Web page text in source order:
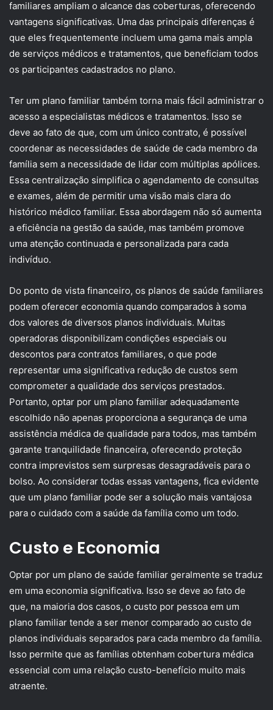
familiares ampliam o alcance das coberturas, oferecendo
vantagens significativas. Uma das principais diferenças é
que eles frequentemente incluem uma gama mais ampla
de serviços médicos e tratamentos, que beneficiam todos
os participantes cadastrados no plano.
Ter um plano familiar também torna mais fácil administrar o
acesso a especialistas médicos e tratamentos. Isso se
deve ao fato de que, com um único contrato, é possível
coordenar as necessidades de saúde de cada membro da
família sem a necessidade de lidar com múltiplas apólices.
Essa centralização simplifica o agendamento de consultas
e exames, além de permitir uma visão mais clara do
histórico médico familiar. Essa abordagem não só aumenta
a eficiência na gestão da saúde, mas também promove
uma atenção continuada e personalizada para cada
indivíduo.
Do ponto de vista financeiro, os planos de saúde familiares
podem oferecer economia quando comparados à soma
dos valores de diversos planos individuais. Muitas
operadoras disponibilizam condições especiais ou
descontos para contratos familiares, o que pode
representar uma significativa redução de custos sem
comprometer a qualidade dos serviços prestados.
Portanto, optar por um plano familiar adequadamente
escolhido não apenas proporciona a segurança de uma
assistência médica de qualidade para todos, mas também
garante tranquilidade financeira, oferecendo proteção
contra imprevistos sem surpresas desagradáveis para o
bolso. Ao considerar todas essas vantagens, fica evidente
que um plano familiar pode ser a solução mais vantajosa
para o cuidado com a saúde da família como um todo.
Custo e Economia
Optar por um plano de saúde familiar geralmente se traduz
em uma economia significativa. Isso se deve ao fato de
que, na maioria dos casos, o custo por pessoa em um
plano familiar tende a ser menor comparado ao custo de
planos individuais separados para cada membro da família.
Isso permite que as famílias obtenham cobertura médica
essencial com uma relação custo-benefício muito mais
atraente.